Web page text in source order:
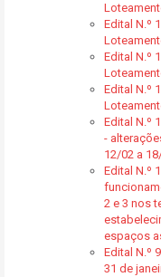
Edital N.º
Edital N.º
Edital N.º
Edital N.º
-
12/02 a
Edital N.º
2 e 3 nos
espaços
Edital N.º
31 de